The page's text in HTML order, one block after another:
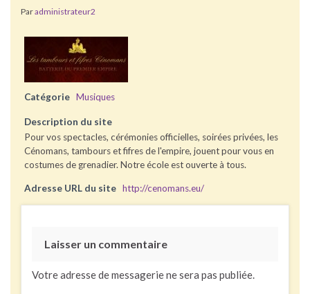
Paradministrateur2
Catégorie Musiques
Description du site
Pour vos spectacles, cérémonies officielles, soirées privées, les
Cénomans, tambours et fifres de l'empire, jouent pour vous en
costumes de grenadier. Notre école est ouverte à tous.
Adresse URL du site http://cenomans.eu/
Laisser un commentaire
Votre adresse de messagerie ne sera pas publiée.